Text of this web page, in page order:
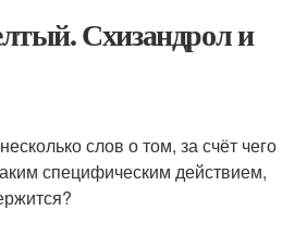
Схизандрол и
слов о том, за счёт чего
специфическим действием,